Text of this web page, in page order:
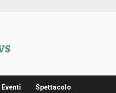
Eventi Spettacolo